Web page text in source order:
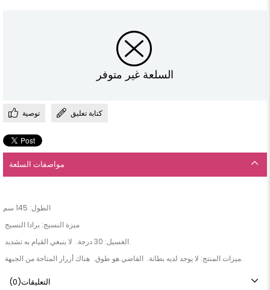
السلعة غير متوفر
توصية كتابة تعليق
مواصفات السلعة
الطول: 145 سم
ميزة النسيج: برادا النسيج
الغسيل: 30 درجة. لا ينبغي القيام به تشديد.
ميزات المنتج: لا يوجد لديه بطانة. القاضي هو طوق. هناك أزرار المتاحة من الجبهة.
التعليقات(0)